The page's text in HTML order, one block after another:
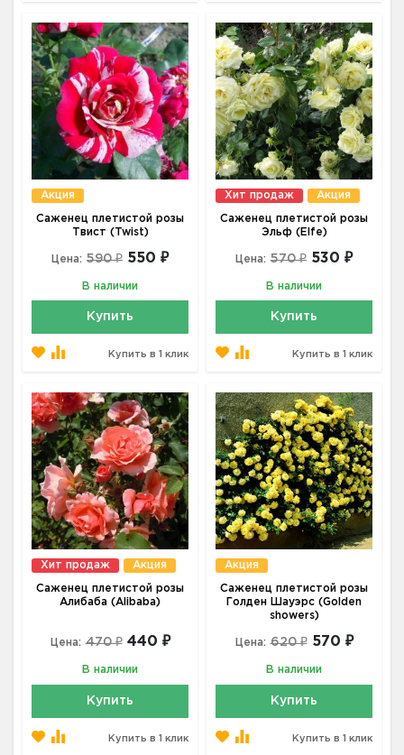
Акция
Саженец плетистой розы
Твист (Twist)
Цена: 590 ₽ 550 ₽
В наличии
Купить
Купить в 1 клик
Хит продаж Акция
Саженец плетистой розы
Эльф (Elfe)
Цена: 570 ₽ 530 ₽
В наличии
Купить
Купить в 1 клик
Хит продаж Акция
Саженец плетистой розы
Алибаба (Alibaba)
Цена: 470 ₽ 440 ₽
В наличии
Купить
Купить в 1 клик
Акция
Саженец плетистой розы
Голден Шауэрс (Golden
showers)
Цена: 620 ₽ 570 ₽
В наличии
Купить
Купить в 1 клик